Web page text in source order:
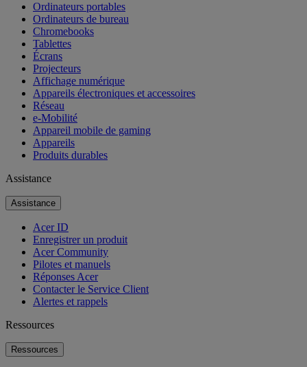
Ordinateurs portables
Ordinateurs de bureau
Chromebooks
Tablettes
Écrans
Projecteurs
Affichage numérique
Appareils électroniques et accessoires
Réseau
e-Mobilité
Appareil mobile de gaming
Appareils
Produits durables
Assistance
Assistance
Acer ID
Enregistrer un produit
Acer Community
Pilotes et manuels
Réponses Acer
Contacter le Service Client
Alertes et rappels
Ressources
Ressources